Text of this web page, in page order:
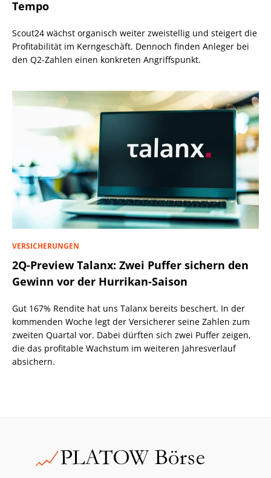
Tempo
Scout24 wächst organisch weiter zweistellig und steigert die
Profitabilität im Kerngeschäft. Dennoch finden Anleger bei
den Q2-Zahlen einen konkreten Angriffspunkt.
VERSICHERUNGEN
2Q-Preview Talanx: Zwei Puffer sichern den
Gewinn vor der Hurrikan-Saison
Gut 167% Rendite hat uns Talanx bereits beschert. In der
kommenden Woche legt der Versicherer seine Zahlen zum
zweiten Quartal vor. Dabei dürften sich zwei Puffer zeigen,
die das profitable Wachstum im weiteren Jahresverlauf
absichern.